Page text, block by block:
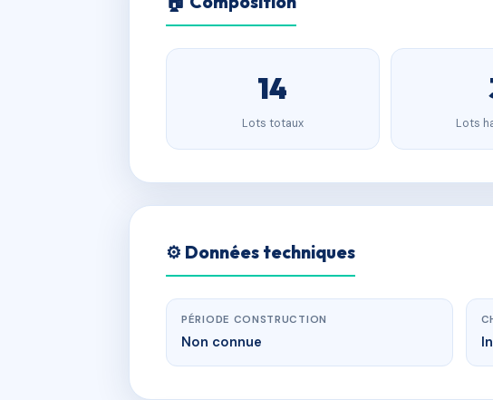
14
Lots totaux Lots
⚙️ Données techniques
PÉRIODE CONSTRUCTION
Non connue